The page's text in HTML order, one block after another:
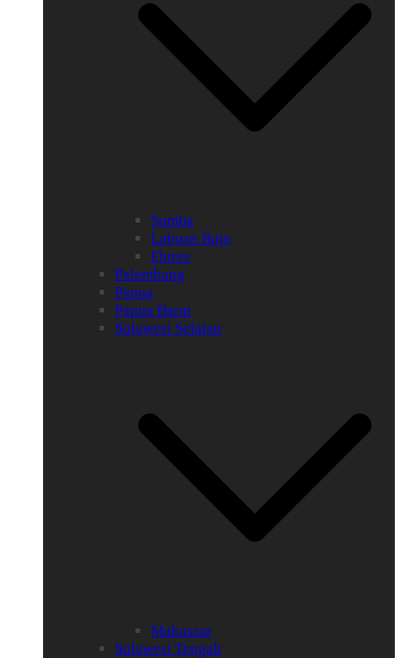
Sumba
Labuan Bajo
Flores
Palembang
Papua
Papua Barat
Sulawesi Selatan
Makassar
Sulawesi Tengah